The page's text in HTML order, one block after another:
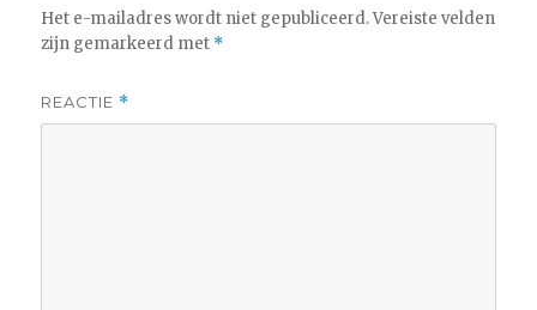
Het e-mailadres wordt niet gepubliceerd. Vereiste velden
zijn gemarkeerd met *
REACTIE *